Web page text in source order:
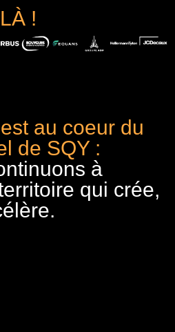
!
au coeur du
de SQY :
à
qui crée,